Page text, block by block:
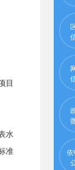
目
水
准